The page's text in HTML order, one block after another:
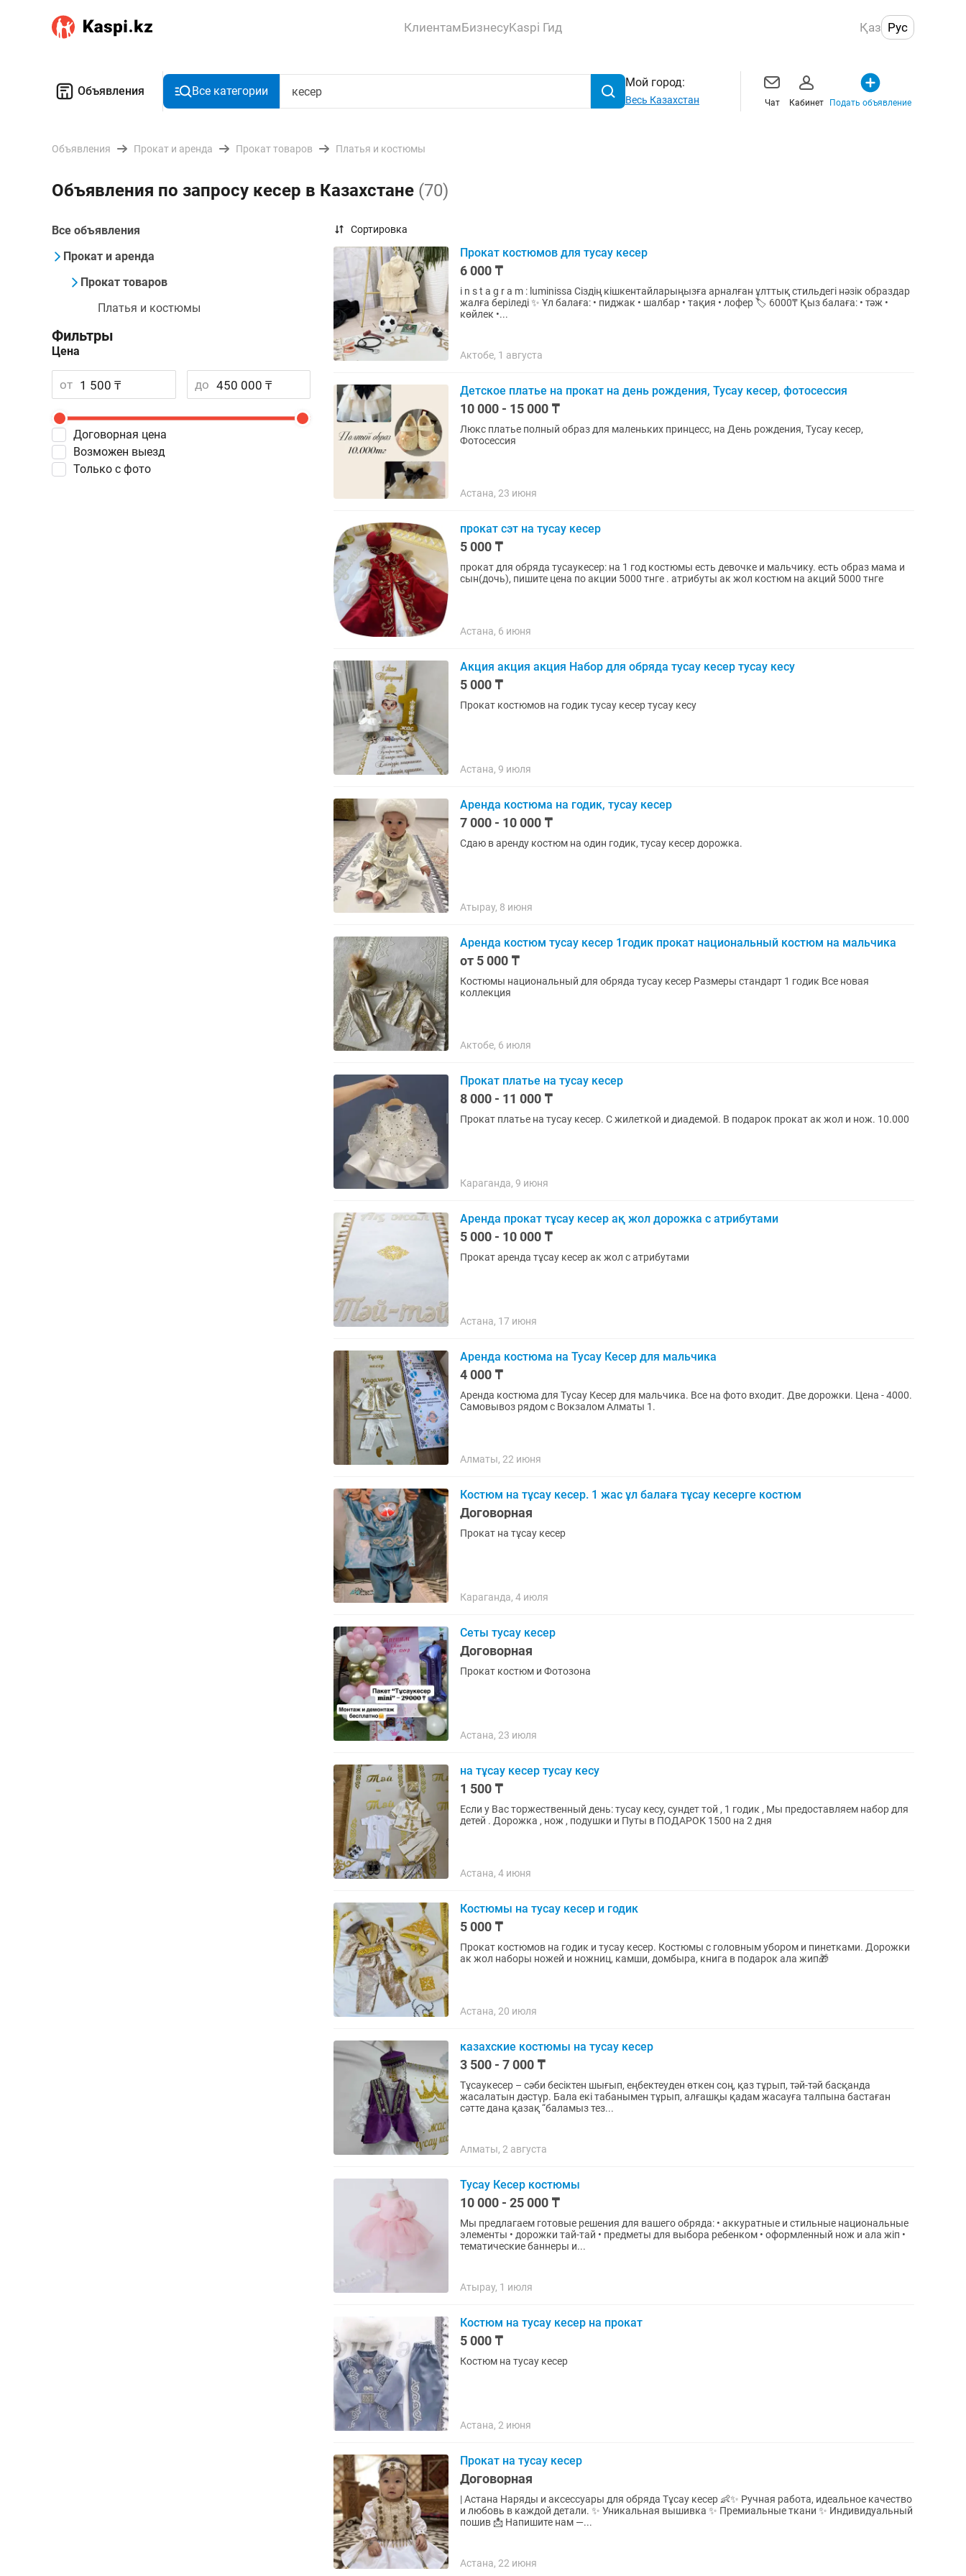
КлиентамБизнесуKaspi Гид Қаз Рус
Объявления Все категории
Мой город:
Весь Казахстан Чат Кабинет Подать объявление
Объявления Прокат и аренда Прокат товаров Платья и костюмы
Объявления по запросу кесер в Казахстане (70)
Все объявления
Прокат и аренда
Прокат товаров
Платья и костюмы
Фильтры
Цена
от до
Договорная цена
Возможен выезд
Только с фото
Сортировка
Прокат костюмов для тусау кесер
6 000 ₸
i n s t a g r a m : luminissa Сіздің кішкентайларыңызға арналған ұлттық стильдегі нәзік образдар
жалға беріледі ✨ Ұл балаға: • пиджак • шалбар • тақия • лофер 🏷 6000₸ Қыз балаға: • тәж •
көйлек •...
Актобе, 1 августа
Детское платье на прокат на день рождения, Тусау кесер, фотосессия
10 000 - 15 000 ₸
Люкс платье полный образ для маленьких принцесс, на День рождения, Тусау кесер,
Фотосессия
Астана, 23 июня
прокат сэт на тусау кесер
5 000 ₸
прокат для обряда тусаукесер: на 1 год костюмы есть девочке и мальчику. есть образ мама и
сын(дочь), пишите цена по акции 5000 тнге . атрибуты ак жол костюм на акций 5000 тнге
Астана, 6 июня
Акция акция акция Набор для обряда тусау кесер тусау кесу
5 000 ₸
Прокат костюмов на годик тусау кесер тусау кесу
Астана, 9 июля
Аренда костюма на годик, тусау кесер
7 000 - 10 000 ₸
Сдаю в аренду костюм на один годик, тусау кесер дорожка.
Атырау, 8 июня
Аренда костюм тусау кесер 1годик прокат национальный костюм на мальчика
от 5 000 ₸
Костюмы национальный для обряда тусау кесер Размеры стандарт 1 годик Все новая
коллекция
Актобе, 6 июля
Прокат платье на тусау кесер
8 000 - 11 000 ₸
Прокат платье на тусау кесер. С жилеткой и диадемой. В подарок прокат ак жол и нож. 10.000
Караганда, 9 июня
Аренда прокат тұсау кесер ақ жол дорожка с атрибутами
5 000 - 10 000 ₸
Прокат аренда тұсау кесер ак жол с атрибутами
Астана, 17 июня
Аренда костюма на Тусау Кесер для мальчика
4 000 ₸
Аренда костюма для Тусау Кесер для мальчика. Все на фото входит. Две дорожки. Цена - 4000.
Самовывоз рядом с Вокзалом Алматы 1.
Алматы, 22 июня
Костюм на тұсау кесер. 1 жас ұл балаға тұсау кесерге костюм
Договорная
Прокат на тұсау кесер
Караганда, 4 июля
Сеты тусау кесер
Договорная
Прокат костюм и Фотозона
Астана, 23 июля
на тұсау кесер тусау кесу
1 500 ₸
Если у Вас торжественный день: тусау кесу, сундет той , 1 годик , Мы предоставляем набор для
детей . Дорожка , нож , подушки и Путы в ПОДАРОК 1500 на 2 дня
Астана, 4 июня
Костюмы на тусау кесер и годик
5 000 ₸
Прокат костюмов на годик и тусау кесер. Костюмы с головным убором и пинетками. Дорожки
ак жол наборы ножей и ножниц, камши, домбыра, книга в подарок ала жип🎁
Астана, 20 июля
казахские костюмы на тусау кесер
3 500 - 7 000 ₸
Тұсаукесер – сәби бесіктен шығып, еңбектеуден өткен соң, қаз тұрып, тәй-тәй басқанда
жасалатын дәстүр. Бала екі табанымен тұрып, алғашқы қадам жасауға талпына бастаған
сәтте дана қазақ “баламыз тез...
Алматы, 2 августа
Тусау Кесер костюмы
10 000 - 25 000 ₸
Мы предлагаем готовые решения для вашего обряда: • аккуратные и стильные национальные
элементы • дорожки тай-тай • предметы для выбора ребенком • оформленный нож и ала жіп •
тематические баннеры и...
Атырау, 1 июля
Костюм на тусау кесер на прокат
5 000 ₸
Костюм на тусау кесер
Астана, 2 июня
Прокат на тусау кесер
Договорная
| Астана Наряды и аксессуары для обряда Тұсау кесер 👶✨ Ручная работа, идеальное качество
и любовь в каждой детали. ✨ Уникальная вышивка ✨ Премиальные ткани ✨ Индивидуальный
пошив 📩 Напишите нам —...
Астана, 22 июня